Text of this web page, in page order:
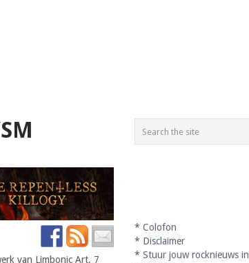
van Limbonic Art, 7
*Colofon
* Disclaimer
*Stuur jouw rocknieuws in